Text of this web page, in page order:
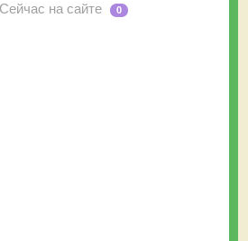
Сейчас на сайте 0